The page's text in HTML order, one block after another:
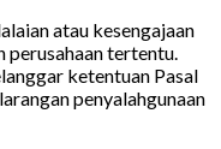
atau kesengajaan
perusahaan tertentu.
ketentuan Pasal
penyalahgunaan